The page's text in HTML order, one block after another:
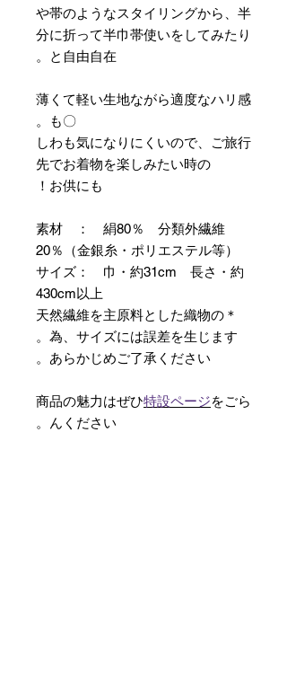
や帯のようなスタイリングから、半
分に折って半巾帯使いをしてみたり
と自由自在。
薄くて軽い生地ながら適度なハリ感
も〇。
しわも気になりにくいので、ご旅行
先でお着物を楽しみたい時の
お供にも！
素材 ： 絹80％ 分類外繊維
20％（金銀糸・ポリエステル等）
サイズ： 巾・約31cm 長さ・約
430cm以上
＊天然繊維を主原料とした織物の
為、サイズには誤差を生じます。
商品の魅力はぜひ特設ページをごら
んください。